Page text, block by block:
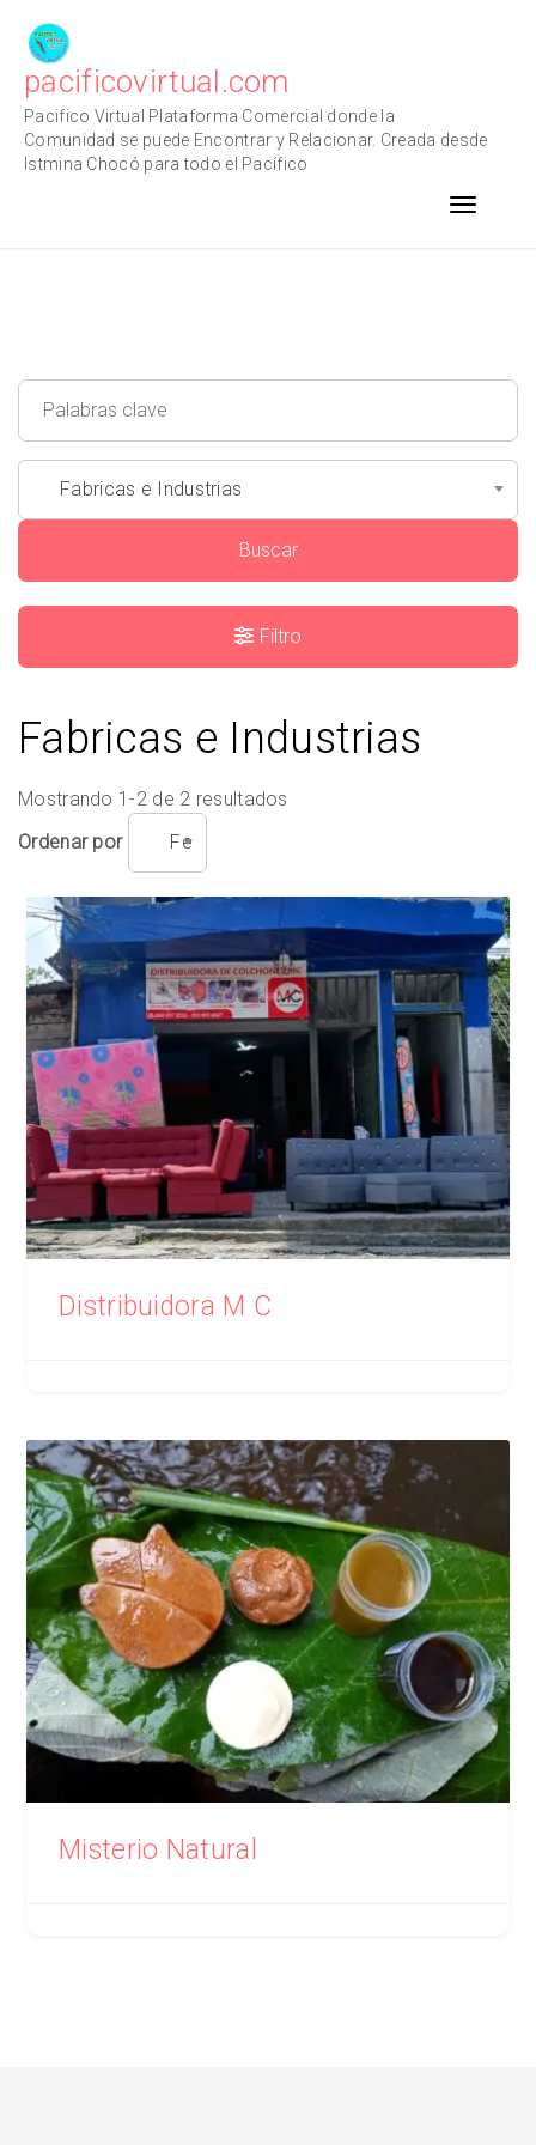
content
pacificovirtual.com
Pacifico Virtual Plataforma Comercial donde la
Comunidad se puede Encontrar y Relacionar. Creada desde
Istmina Chocó para todo el Pacífico
Toggle
Fabricas e Industrias
Buscar
Filtro
Fabricas e Industrias
Mostrando 1-2 de 2 resultados
Ordenar por
Fecha
Distribuidora M C
Misterio Natural